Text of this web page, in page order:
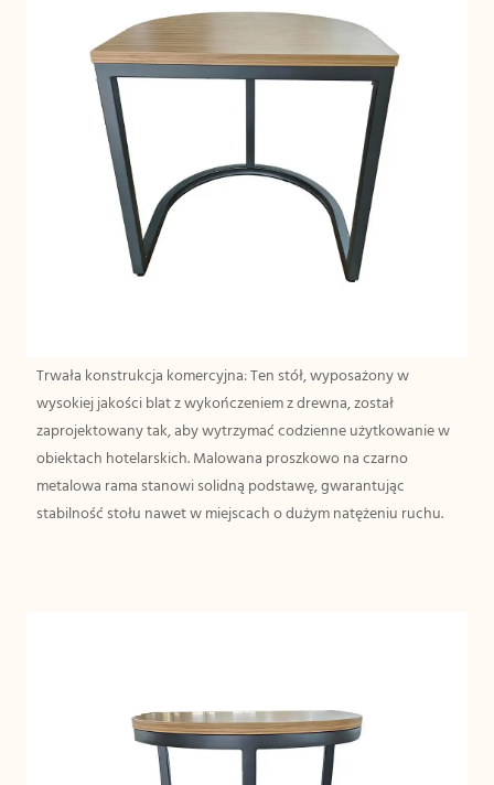
Trwała konstrukcja komercyjna: Ten stół, wyposażony w
wysokiej jakości blat z wykończeniem z drewna, został
zaprojektowany tak, aby wytrzymać codzienne użytkowanie w
obiektach hotelarskich. Malowana proszkowo na czarno
metalowa rama stanowi solidną podstawę, gwarantując
stabilność stołu nawet w miejscach o dużym natężeniu ruchu.